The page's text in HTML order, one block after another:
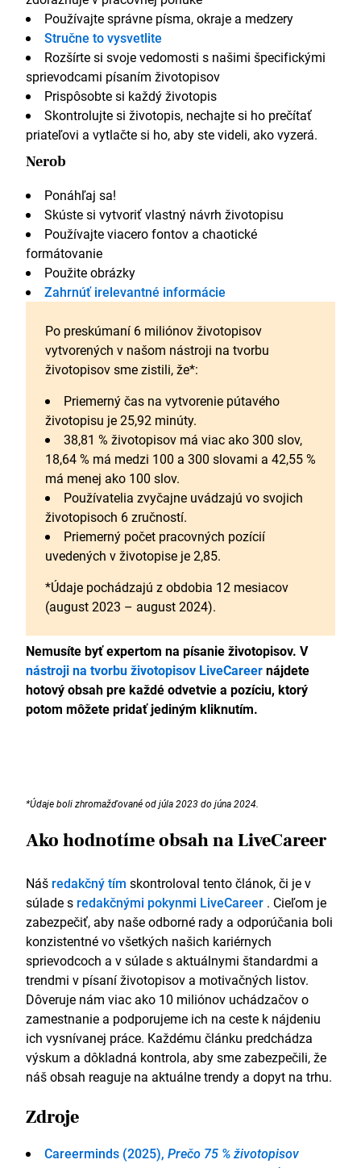
Používajte správne písma, okraje a medzery
Stručne to vysvetlite
Rozšírte si svoje vedomosti s našimi špecifickými
sprievodcami písaním životopisov
Prispôsobte si každý životopis
Skontrolujte si životopis, nechajte si ho prečítať
priateľovi a vytlačte si ho, aby ste videli, ako vyzerá.
Nerob
Ponáhľaj sa!
Skúste si vytvoriť vlastný návrh životopisu
Používajte viacero fontov a chaotické
formátovanie
Použite obrázky
Zahrnúť irelevantné informácie
Po preskúmaní 6 miliónov životopisov
vytvorených v našom nástroji na tvorbu
životopisov sme zistili, že*:
Priemerný čas na vytvorenie pútavého
životopisu je 25,92 minúty.
38,81 % životopisov má viac ako 300 slov,
18,64 % má medzi 100 a 300 slovami a 42,55 %
má menej ako 100 slov.
Používatelia zvyčajne uvádzajú vo svojich
životopisoch 6 zručností.
Priemerný počet pracovných pozícií
uvedených v životopise je 2,85.
*Údaje pochádzajú z obdobia 12 mesiacov
(august 2023 – august 2024).
Nemusíte byť expertom na písanie životopisov. V
nástroji na tvorbu životopisov LiveCareernájdete
hotový obsah pre každé odvetvie a pozíciu, ktorý
potom môžete pridať jediným kliknutím.
*Údaje boli zhromažďované od júla 2023 do júna 2024.
Ako hodnotíme obsah na LiveCareer
Náš redakčný tím skontroloval tento článok, či je v
súlade s redakčnými pokynmi LiveCareer . Cieľom je
zabezpečiť, aby naše odborné rady a odporúčania boli
konzistentné vo všetkých našich kariérnych
sprievodcoch a v súlade s aktuálnymi štandardmi a
trendmi v písaní životopisov a motivačných listov.
Dôveruje nám viac ako 10 miliónov uchádzačov o
zamestnanie a podporujeme ich na ceste k nájdeniu
ich vysnívanej práce. Každému článku predchádza
výskum a dôkladná kontrola, aby sme zabezpečili, že
náš obsah reaguje na aktuálne trendy a dopyt na trhu.
Zdroje
Careerminds (2025), Prečo 75 % životopisov